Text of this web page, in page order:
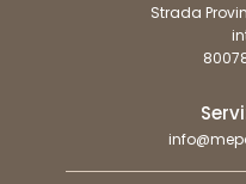
Strada